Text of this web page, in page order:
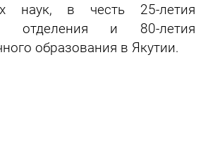
наук, в честь 25-летия
отделения и 80-летия
образования в Якутии.